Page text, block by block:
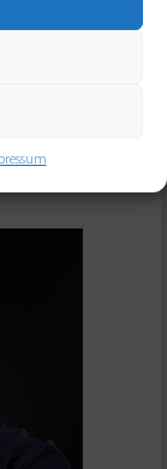
/
/